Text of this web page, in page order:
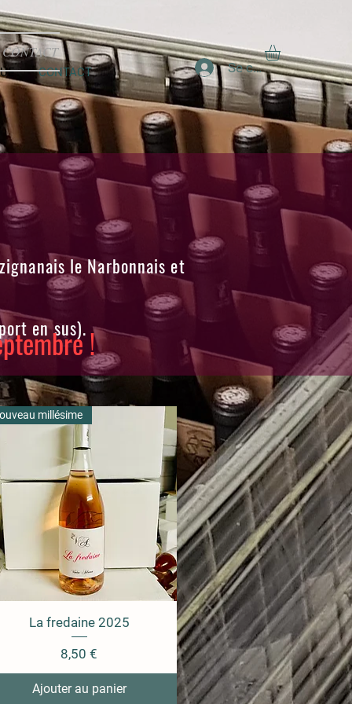
Se connecter
CONTACT
le Narbonnais et
en sus).!
millésime
La fredaine 2025
Prix
8,50 €
Ajouter au panier
CONTACT